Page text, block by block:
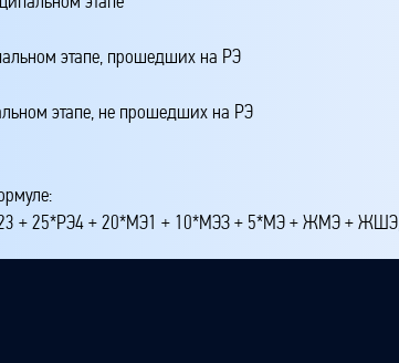
этапе, прошедших на РЭ
этапе, не прошедших на РЭ
+ 25*РЭ4 + 20*МЭ1 + 10*МЭЗ + 5*МЭ + ЖМЭ + ЖШЭ,